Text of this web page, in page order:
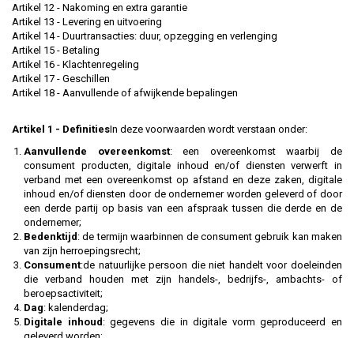
Artikel 12 - Nakoming en extra garantie
Artikel 13 - Levering en uitvoering
Artikel 14 - Duurtransacties: duur, opzegging en verlenging
Artikel 15 - Betaling
Artikel 16 - Klachtenregeling
Artikel 17 - Geschillen
Artikel 18 - Aanvullende of afwijkende bepalingen
Artikel 1 - DefinitiesIn deze voorwaarden wordt verstaan onder:
Aanvullende overeenkomst: een overeenkomst waarbij de
consument producten, digitale inhoud en/of diensten verwerft in
verband met een overeenkomst op afstand en deze zaken, digitale
inhoud en/of diensten door de ondernemer worden geleverd of door
een derde partij op basis van een afspraak tussen die derde en de
ondernemer;
Bedenktijd: de termijn waarbinnen de consument gebruik kan maken
van zijn herroepingsrecht;
Consument:de natuurlijke persoon die niet handelt voor doeleinden
die verband houden met zijn handels-, bedrijfs-, ambachts- of
beroepsactiviteit;
Dag: kalenderdag;
Digitale inhoud: gegevens die in digitale vorm geproduceerd en